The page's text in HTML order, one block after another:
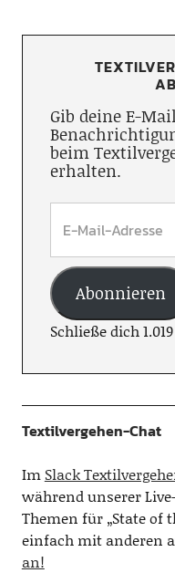
Gib deine E-
beim
erhalten.
Abonnieren
Schließe dich
Textilvergehen-Chat
Im Slack
während unserer
Themen für „State of
einfach mit anderen
an!